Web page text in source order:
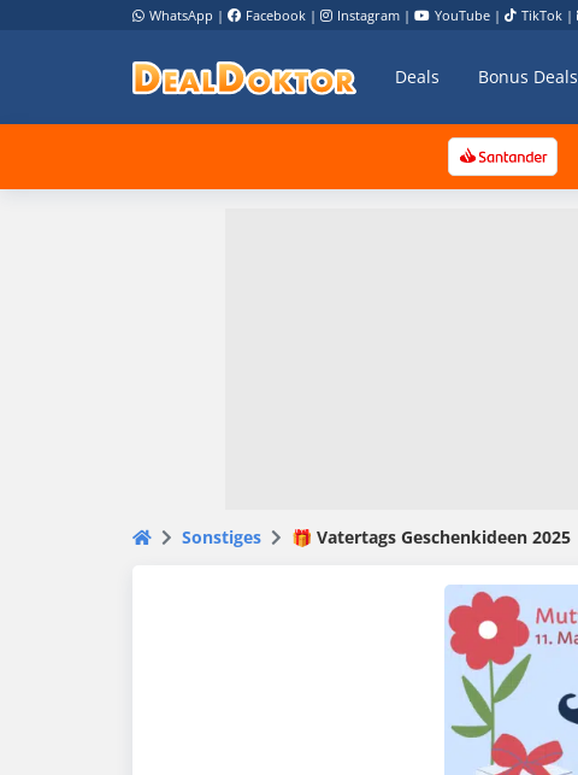
WhatsApp | Facebook | Instagram | YouTube | TikTok |
Deals Bonus Deals
Sonstiges 🎁 Vatertags Geschenkideen 2025